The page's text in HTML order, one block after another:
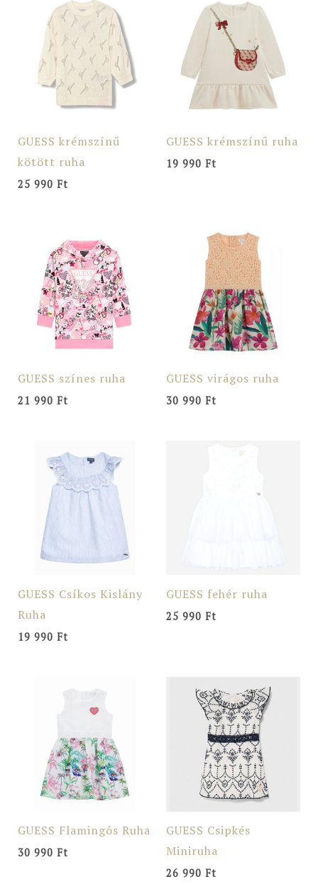
GUESS krémszínű
kötött ruha
25 990 Ft
GUESS krémszínű ruha
19 990 Ft
GUESS színes ruha
21 990 Ft
GUESS virágos ruha
30 990 Ft
GUESS Csíkos Kislány
Ruha
19 990 Ft
GUESS fehér ruha
25 990 Ft
GUESS Flamingós Ruha
30 990 Ft
GUESS Csipkés
Miniruha
26 990 Ft